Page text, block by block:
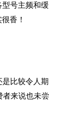
型号主频和缓
香！
是比较令人期
者来说也未尝